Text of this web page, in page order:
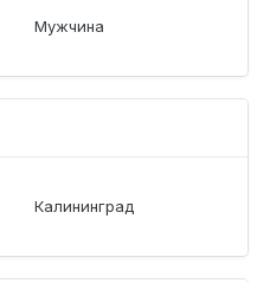
Мужчина
Калининград